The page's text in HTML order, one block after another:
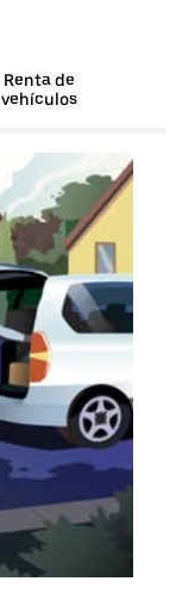
Renta de
vehículos